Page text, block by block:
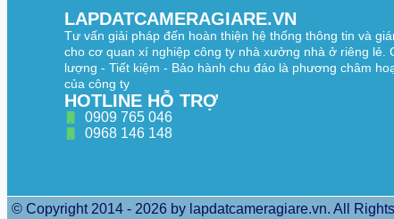
Lens 2.8 mm
Detect 38.6 m (126.6 ft)
Observe
Recognize
Compression H.265; H.264;
LAPDATCAMERAGIARE.VN
Tư vấn giải pháp đến hoàn thiện hệ thống thông tin và
cho cơ quan xí nghiệp công ty nhà xưởng nhà ở riêng lẻ.
lượng - Tiết kiệm - Bảo hành chu đáo là phương châm
của công ty
HOTLINE HỖ TRỢ
0909 765 046
0968 146 148
© Copyright 2014 - 2026 by lapdatcameragiare.vn. All